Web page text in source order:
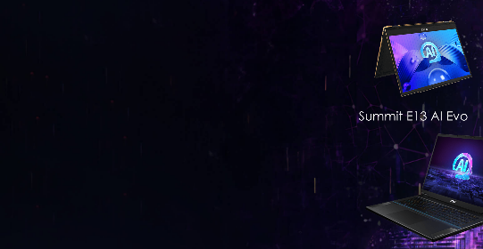
Cyborg Series